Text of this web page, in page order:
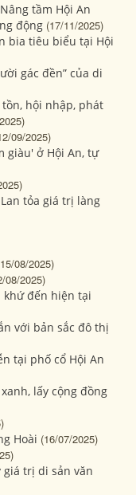
tầm Hội An
động (17/11/2025)
bia tiêu biểu tại Hội
gác đền” của di
hội nhập, phát
09/2025)
giàu' ở Hội An, tự
tỏa giá trị làng
08/2025)
08/2025)
khứ đến hiện tại
với bản sắc đô thị
tại phố cổ Hội An
lấy cộng đồng
Hoài (16/07/2025)
giá trị di sản văn